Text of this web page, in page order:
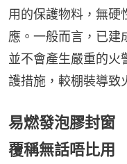
用的保護物料，無硬
應。一般而言，已建
並不會產生嚴重的火
護措施，較棚裝導致
易燃發泡膠封
覆稱無話唔比用